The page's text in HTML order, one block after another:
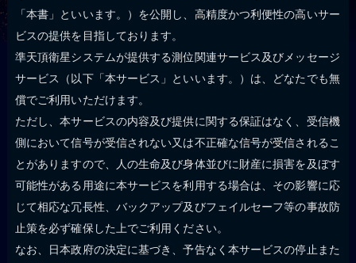
「本書」といいます。）を公開し、高精度かつ利便性の高いサー
ビスの提供を目指しております。
準天頂衛星システムが提供する測位関連サービス及びメッセージ
サービス（以下「本サービス」といいます。）は、どなたでも無
償でご利用いただけます。
ただし、本サービスの内容及び提供に関する保証はなく、受信機
側において信号が受信されない又は不正確な信号が受信されるこ
とがありますので、人の生命及び身体並びに財産に損害を及ぼす
可能性がある用途に本サービスを利用する場合は、その影響に応
じて相応な冗長性、バックアップ及びフェイルセーフ等の事故防
止策を必ず確保した上でご利用ください。
なお、日本政府の決定に基づき、予告なく本サービスの停止また